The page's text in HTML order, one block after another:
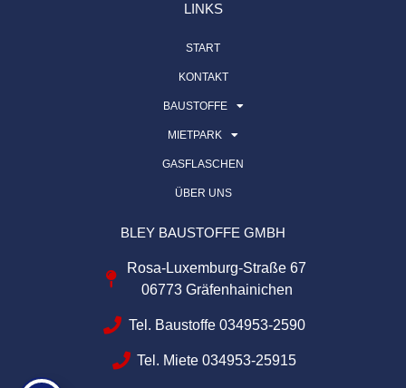
LINKS
START
KONTAKT
BAUSTOFFE
MIETPARK
GASFLASCHEN
ÜBER UNS
BLEY BAUSTOFFE GMBH
Rosa-Luxemburg-Straße 67
06773 Gräfenhainichen
Tel. Baustoffe 034953-2590
Tel. Miete 034953-25915